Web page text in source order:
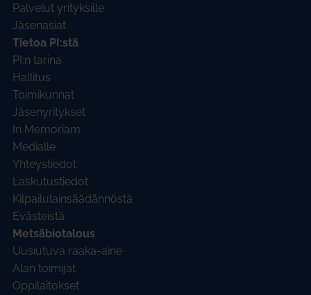
Palvelut yrityksille
Jäsenasiat
Tietoa PI:stä
PI:n tarina
Hallitus
Toimikunnat
Jäsenyritykset
In Memoriam
Medialle
Yhteystiedot
Laskutustiedot
Kilpailulainsäädännöstä
Evästeistä
Metsäbiotalous
Uusiutuva raaka-aine
Alan toimijat
Oppilaitokset